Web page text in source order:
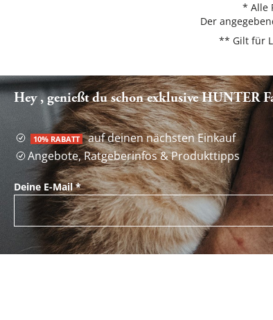
* Alle
Der
** Gilt für
Hey , genießt du schon exklusive HUNTER
10% RABATT auf deinen nächsten Einkauf
Angebote, Ratgeberinfos & Produkttipps
Deine E-Mail*